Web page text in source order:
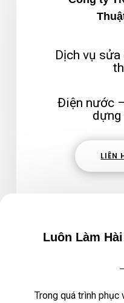
Dịch vụ
Điện nước
LIÊN
Luôn Làm
Trong quá trình phục